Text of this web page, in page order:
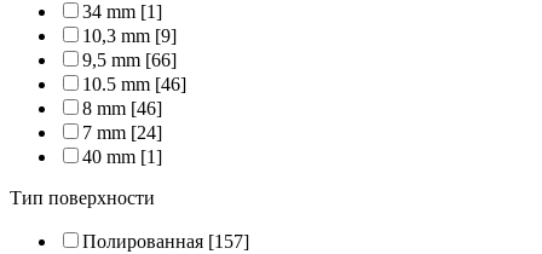
34 mm [1]
10,3 mm [9]
9,5 mm [66]
10.5 mm [46]
8 mm [46]
7 mm [24]
40 mm [1]
Тип поверхности
Полированная [157]